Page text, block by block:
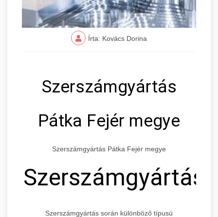
Írta: Kovács Dorina
Szerszámgyártás
Pátka Fejér megye
Szerszámgyártás Pátka Fejér megye
Szerszámgyártás
Szerszámgyártás során különböző típusú